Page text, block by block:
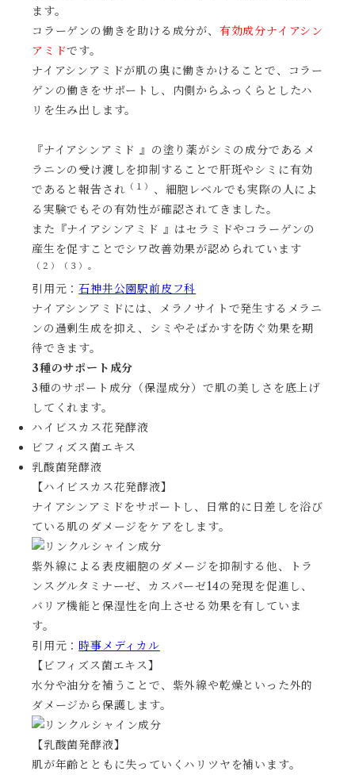
ます。
コラーゲンの働きを助ける成分が、 有効成分ナイアシン
アミドです。
ナイアシンアミドが肌の奥に働きかけることで、コラー
ゲンの働きをサポートし、内側からふっくらとしたハ
リを生み出します。
『ナイアシンアミド 』の塗り薬がシミの成分であるメ
ラニンの受け渡しを抑制することで肝斑やシミに有効
であると報告され （１） 、細胞レベルでも実際の人によ
る実験でもその有効性が確認されてきました。
また『ナイアシンアミド 』はセラミドやコラーゲンの
産生を促すことでシワ改善効果が認められています
（２）（３）。
引用元：石神井公園駅前皮フ科
ナイアシンアミドには、メラノサイトで発生するメラニ
ンの過剰生成を抑え、シミやそばかすを防ぐ効果を期
待できます。
3種のサポート成分
3種のサポート成分（保湿成分）で肌の美しさを底上げ
してくれます。
ハイビスカス花発酵液
ビフィズス菌エキス
乳酸菌発酵液
【ハイビスカス花発酵液】
ナイアシンアミドをサポートし、日常的に日差しを浴び
ている肌のダメージをケアをします。
紫外線による表皮細胞のダメージを抑制する他、トラ
ンスグルタミナーゼ、カスパーゼ14の発現を促進し、
バリア機能と保湿性を向上させる効果を有していま
す。
引用元：時事メディカル
【ビフィズス菌エキス】
水分や油分を補うことで、紫外線や乾燥といった外的
ダメージから保護します。
【乳酸菌発酵液】
肌が年齢とともに失っていくハリツヤを補います。